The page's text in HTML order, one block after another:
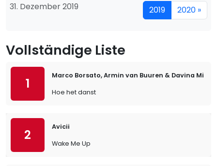
31. Dezember 2019 2019 2020 »
Vollständige Liste
1
Marco Borsato, Armin van Buuren & Davina
Hoe het danst
2
Avicii
Wake Me Up